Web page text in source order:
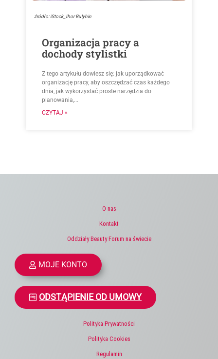
źródło: iStock_Ihor Bulyhin
Organizacja pracy a
dochody stylistki
Z tego artykułu dowiesz się: jak uporządkować
organizację pracy, aby oszczędzać czas każdego
dnia, jak wykorzystać proste narzędzia do
planowania,...
CZYTAJ »
O nas
Kontakt
Oddziały Beauty Forum na świecie
MOJE KONTO
ODSTĄPIENIE OD UMOWY
Polityka Prywatności
Polityka Cookies
Regulamin